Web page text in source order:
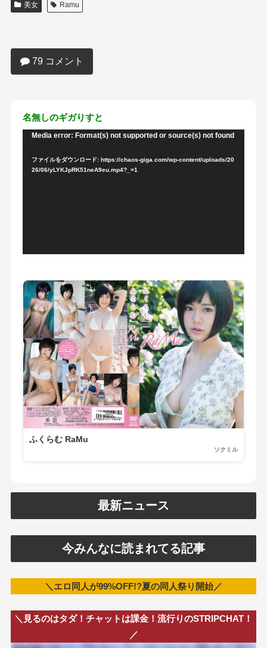
美女 Ramu
ドルさんｗｗｗｗｗｗｗｗｗｗｗｗｗ
79 コメント
名無しのギガりすと
Media error: Format(s) not supported or source(s) not found
ファイルをダウンロード: https://chaos-giga.com/wp-content/uploads/20
26/06/yLYKJpRK51neA9eu.mp4?_=1
ふくらむ RaMu
ソクミル
最新ニュース
今みんなに読まれてる記事
＼エロ同人が99%OFF!?夏の同人祭り開始／
＼見るのはタダ！チャットは課金！流行りのSTRIPCHAT！
／